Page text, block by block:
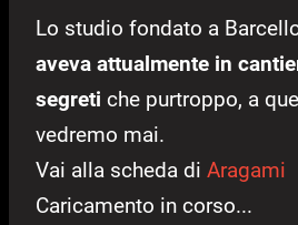
Lo studio fondato a
aveva attualmente in
segreti che purtroppo, a
vedremo mai.
Vai alla scheda di Aragami
Caricamento in corso...